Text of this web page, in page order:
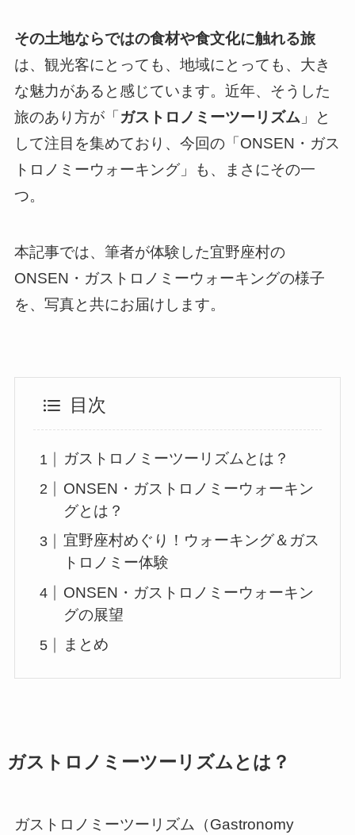
その土地ならではの食材や食文化に触れる旅
は、観光客にとっても、地域にとっても、大き
な魅力があると感じています。近年、そうした
旅のあり方が「 ガストロノミーツーリズム」と
して注目を集めており、今回の「ONSEN・ガス
トロノミーウォーキング」も、まさにその一
つ。
本記事では、筆者が体験した宜野座村の
ONSEN・ガストロノミーウォーキングの様子
を、写真と共にお届けします。
目次
ガストロノミーツーリズムとは？
ONSEN・ガストロノミーウォーキン
グとは？
宜野座村めぐり！ウォーキング＆ガス
トロノミー体験
ONSEN・ガストロノミーウォーキン
グの展望
まとめ
ガストロノミーツーリズムとは？
ガストロノミーツーリズム（Gastronomy